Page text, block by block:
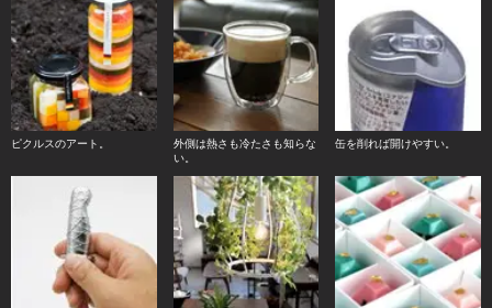
ピクルスのアート。
外側は熱さも冷たさも知らな
い。
缶を削れば開けやすい。